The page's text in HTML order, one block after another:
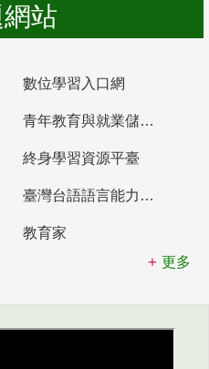
站
數位學習入口網
青年教育與就業儲蓄帳戶
終身學習資源平臺
臺灣台語語言能力認證網站
教育家
更多